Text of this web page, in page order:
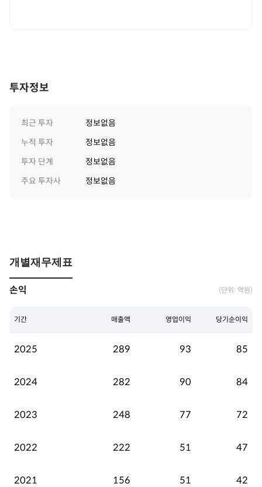
투자정보
최근 투자
정보없음
누적 투자
정보없음
투자 단계
정보없음
주요 투자사
정보없음
개별재무제표
손익 (단위: 억원)
기간 매출액 영업이익 당기순이익
2025 289 93 85
2024 282 90 84
2023 248 77 72
2022 222 51 47
2021 156 51 42